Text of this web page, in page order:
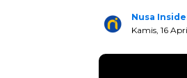
Nusa
Kamis, 16